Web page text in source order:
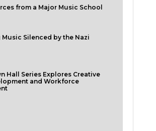
from a Major Music School
Silenced by the Nazi
Hall Series Explores Creative
and Workforce